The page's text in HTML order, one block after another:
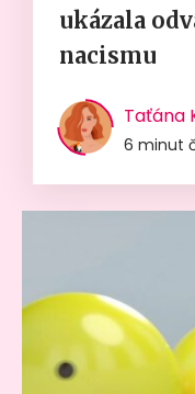
ukázala
nacismu
Taťána
6 minut